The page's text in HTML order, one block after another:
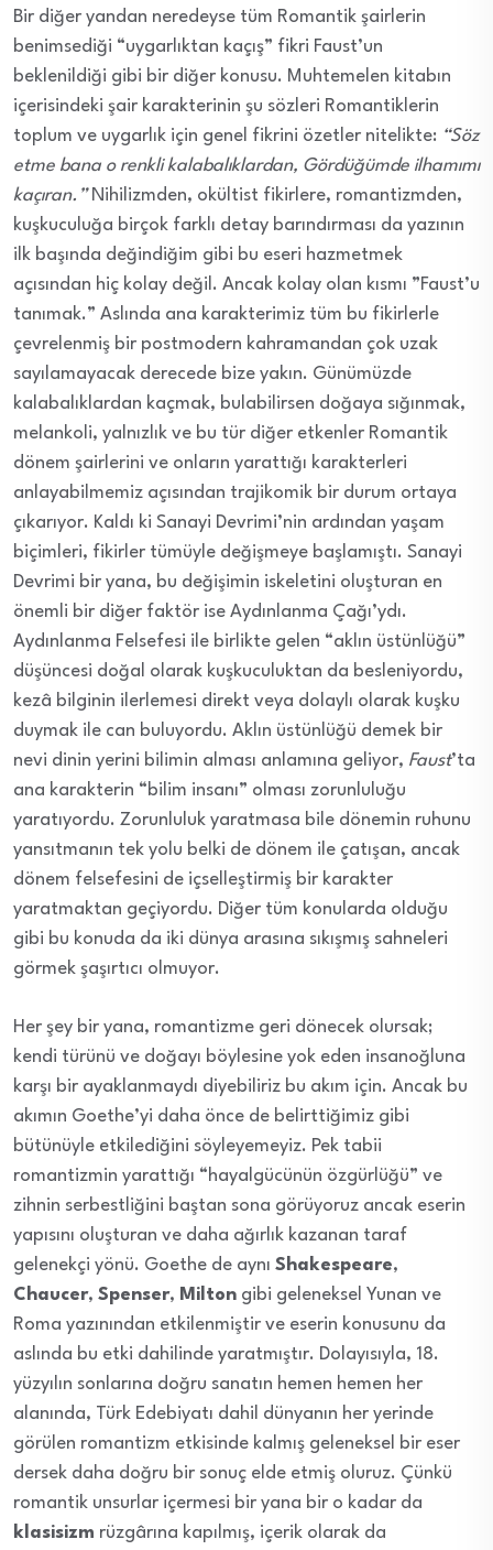
Bir diğer yandan neredeyse tüm Romantik şairlerin
benimsediği “uygarlıktan kaçış” fikri Faust’un
beklenildiği gibi bir diğer konusu. Muhtemelen kitabın
içerisindeki şair karakterinin şu sözleri Romantiklerin
toplum ve uygarlık için genel fikrini özetler nitelikte: “Söz
etme bana o renkli kalabalıklardan, Gördüğümde ilhamımı
kaçıran.” Nihilizmden, okültist fikirlere, romantizmden,
kuşkuculuğa birçok farklı detay barındırması da yazının
ilk başında değindiğim gibi bu eseri hazmetmek
açısından hiç kolay değil. Ancak kolay olan kısmı ”Faust’u
tanımak.” Aslında ana karakterimiz tüm bu fikirlerle
çevrelenmiş bir postmodern kahramandan çok uzak
sayılamayacak derecede bize yakın. Günümüzde
kalabalıklardan kaçmak, bulabilirsen doğaya sığınmak,
melankoli, yalnızlık ve bu tür diğer etkenler Romantik
dönem şairlerini ve onların yarattığı karakterleri
anlayabilmemiz açısından trajikomik bir durum ortaya
çıkarıyor. Kaldı ki Sanayi Devrimi’nin ardından yaşam
biçimleri, fikirler tümüyle değişmeye başlamıştı. Sanayi
Devrimi bir yana, bu değişimin iskeletini oluşturan en
önemli bir diğer faktör ise Aydınlanma Çağı’ydı.
Aydınlanma Felsefesi ile birlikte gelen “aklın üstünlüğü”
düşüncesi doğal olarak kuşkuculuktan da besleniyordu,
kezâ bilginin ilerlemesi direkt veya dolaylı olarak kuşku
duymak ile can buluyordu. Aklın üstünlüğü demek bir
nevi dinin yerini bilimin alması anlamına geliyor, Faust’ta
ana karakterin “bilim insanı” olması zorunluluğu
yaratıyordu. Zorunluluk yaratmasa bile dönemin ruhunu
yansıtmanın tek yolu belki de dönem ile çatışan, ancak
dönem felsefesini de içselleştirmiş bir karakter
yaratmaktan geçiyordu. Diğer tüm konularda olduğu
gibi bu konuda da iki dünya arasına sıkışmış sahneleri
görmek şaşırtıcı olmuyor.
Her şey bir yana, romantizme geri dönecek olursak;
kendi türünü ve doğayı böylesine yok eden insanoğluna
karşı bir ayaklanmaydı diyebiliriz bu akım için. Ancak bu
akımın Goethe’yi daha önce de belirttiğimiz gibi
bütünüyle etkilediğini söyleyemeyiz. Pek tabii
romantizmin yarattığı “hayalgücünün özgürlüğü” ve
zihnin serbestliğini baştan sona görüyoruz ancak eserin
yapısını oluşturan ve daha ağırlık kazanan taraf
gelenekçi yönü. Goethe de aynı Shakespeare,
Chaucer, Spenser, Milton gibi geleneksel Yunan ve
Roma yazınından etkilenmiştir ve eserin konusunu da
aslında bu etki dahilinde yaratmıştır. Dolayısıyla, 18.
yüzyılın sonlarına doğru sanatın hemen hemen her
alanında, Türk Edebiyatı dahil dünyanın her yerinde
görülen romantizm etkisinde kalmış geleneksel bir eser
dersek daha doğru bir sonuç elde etmiş oluruz. Çünkü
romantik unsurlar içermesi bir yana bir o kadar da
klasisizm rüzgârına kapılmış, içerik olarak da